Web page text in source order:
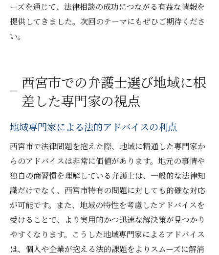
ーズを通じて、法律相談の成功につながる有益な情報を
提供してきました。次回のテーマにもぜひご期待くださ
い。
西宮市での弁護士選び地域に根
差した専門家の視点
地域専門家による法的アドバイスの利点
西宮市で法律問題を抱えた際、地域に精通した専門家か
らのアドバイスは非常に価値があります。地元の事情や
独自の商習慣を理解している弁護士は、一般的な法律知
識だけでなく、西宮市特有の問題に対しても的確な対応
が可能です。また、地域の特性を考慮したアドバイスを
受けることで、より実用的かつ迅速な解決策が見つかり
やすくなります。こうした地域専門家によるアドバイス
は、個人や企業が抱える法的課題をよりスムーズに解消